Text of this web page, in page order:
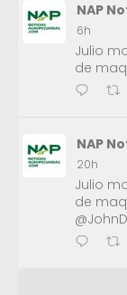
NAP
6h
Julio
de
NAP
20h
Julio
de